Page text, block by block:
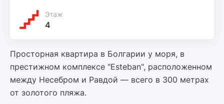
Этаж
4
Просторная квартира в Болгарии у моря, в
престижном комплексе "Esteban", расположенном
между Несебром и Равдой — всего в 300 метрах
от золотого пляжа.